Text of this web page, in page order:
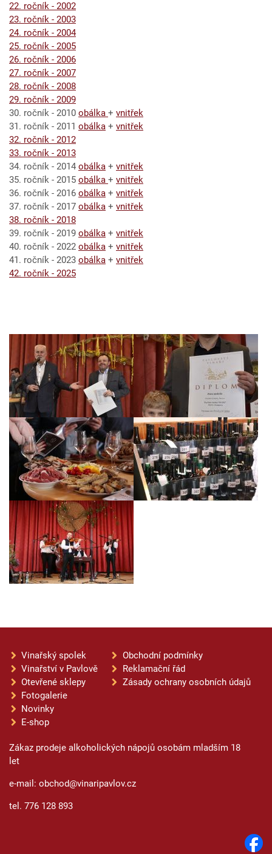
22. ročník - 2002
23. ročník - 2003
24. ročník - 2004
25. ročník - 2005
26. ročník - 2006
27. ročník - 2007
28. ročník - 2008
29. ročník - 2009
30. ročník - 2010 obálka + vnitřek
31. ročník - 2011 obálka + vnitřek
32. ročník - 2012
33. ročník - 2013
34. ročník - 2014 obálka + vnitřek
35. ročník - 2015 obálka + vnitřek
36. ročník - 2016 obálka + vnitřek
37. ročník - 2017 obálka + vnitřek
38. ročník - 2018
39. ročník - 2019 obálka + vnitřek
40. ročník - 2022 obálka + vnitřek
41. ročník - 2023 obálka + vnitřek
42. ročník - 2025
Vinařský spolek
Vinařství v Pavlově
Otevřené sklepy
Fotogalerie
Novinky
E-shop
Obchodní podmínky
Reklamační řád
Zásady ochrany osobních údajů
Zákaz prodeje alkoholických nápojů osobám mladším 18
let
e-mail: obchod@vinaripavlov.cz
tel. 776 128 893